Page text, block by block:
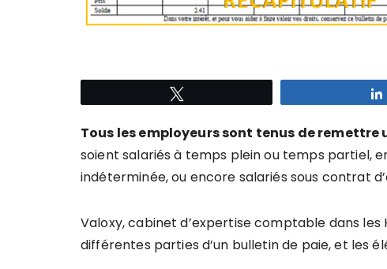
Tous les employeurs sont tenus de
soient salariés à temps plein ou temps partiel,
indéterminée, ou encore salariés sous contrat
Valoxy, cabinet d’expertise comptable dans
différentes parties d’un bulletin de paie, et les